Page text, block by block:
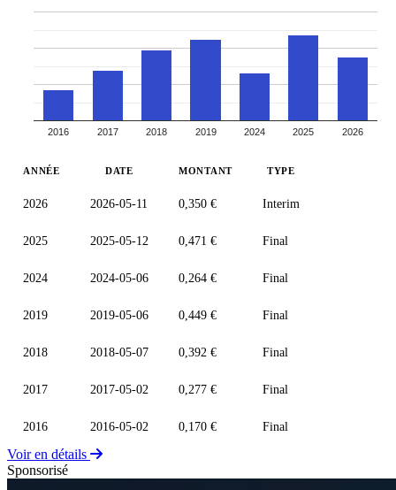
2016 2017 2018 2019 2024 2025 2026
ANNÉE DATE MONTANT TYPE
2026 2026-05-11 0,350 € Interim
2025 2025-05-12 0,471 € Final
2024 2024-05-06 0,264 € Final
2019 2019-05-06 0,449 € Final
2018 2018-05-07 0,392 € Final
2017 2017-05-02 0,277 € Final
2016 2016-05-02 0,170 € Final
Voir en détails
Sponsorisé